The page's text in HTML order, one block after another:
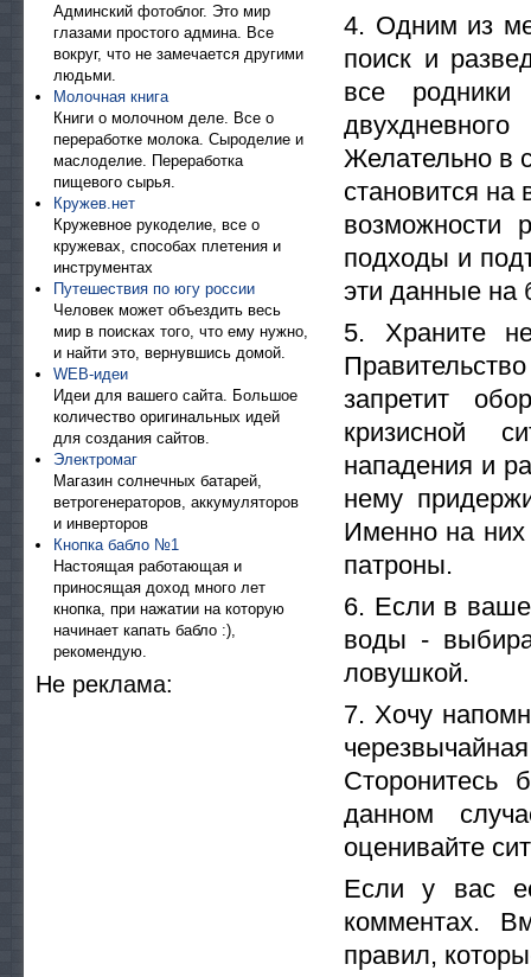
4. Одним из
поиск и
все
Желательно в
становится
возможности
подходы и
эти данные на
5. Храните
запретит
кризисной
нападения и
нему
Именно на
патроны.
6. Если в
воды -
ловушкой.
7. Хочу
Сторонитесь
данном
оценивайте
Если у вас
комментах.
правил,
Админский фотоблог. Это мир
глазами простого админа. Все
вокруг, что не замечается другими
людьми.
Молочная книга
Книги о молочном деле. Все о
переработке молока. Сыроделие и
маслоделие. Переработка
пищевого сырья.
Кружев.нет
Кружевное рукоделие, все о
кружевах, способах плетения и
инструментах
Путешествия по югу россии
Человек может объездить весь
мир в поисках того, что ему нужно,
и найти это, вернувшись домой.
WEB-идеи
Идеи для вашего сайта. Большое
количество оригинальных идей
для создания сайтов.
Электромаг
Магазин солнечных батарей,
ветрогенераторов, аккумуляторов
и инверторов
Кнопка бабло №1
Настоящая работающая и
приносящая доход много лет
кнопка, при нажатии на которую
начинает капать бабло :),
рекомендую.
He peклaмa: